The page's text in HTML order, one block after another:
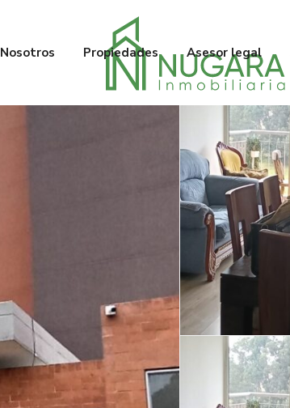
Nosotros Propiedades Asesor legal